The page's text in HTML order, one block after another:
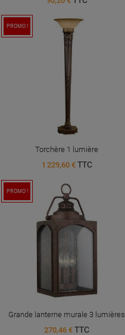
PROMO !
Torchère 1 lumière
1 229,60 € TTC
PROMO !
Grande lanterne murale 3 lumières
270,46 € TTC